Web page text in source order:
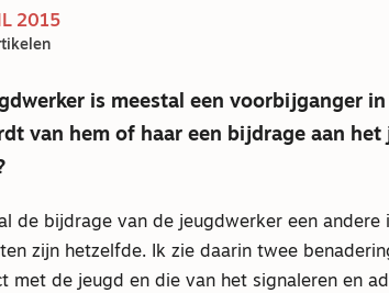
2015
is meestal een voorbijganger
van hem of haar een bijdrage aan het
de bijdrage van de jeugdwerker een
zijn hetzelfde. Ik zie daarin twee
met de jeugd en die van het signaleren en